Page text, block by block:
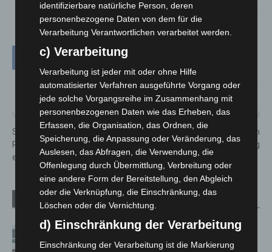
Vorheriger Artikel
Stadtbahnunfall in Hannover-
Ricklingen: Zwei Bahnen
entgleist
Nächster Artikel
A352: Kurzzeitige Sperrung in
Fahrtrichtung A7/Hamburg
Mehr vom Autor
Niedersachsen: Feuerwehrkräfte
kehren nach Waldbrandeinsatz aus
identifizierbare natürliche Person, deren
personenbezogene Daten von dem für die
Verarbeitung Verantwortlichen verarbeitet werden.
c) Verarbeitung
Verarbeitung ist jeder mit oder ohne Hilfe
automatisierter Verfahren ausgeführte Vorgang oder
jede solche Vorgangsreihe im Zusammenhang mit
personenbezogenen Daten wie das Erheben, das
Erfassen, die Organisation, das Ordnen, die
Speicherung, die Anpassung oder Veränderung, das
Auslesen, das Abfragen, die Verwendung, die
Offenlegung durch Übermittlung, Verbreitung oder
eine andere Form der Bereitstellung, den Abgleich
oder die Verknüpfung, die Einschränkung, das
Löschen oder die Vernichtung.
d) Einschränkung der Verarbeitung
Einschränkung der Verarbeitung ist die Markierung